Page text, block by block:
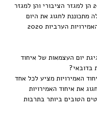
ל -3 בדצמבר 2020 הן למגזר הציבורי והן למגזר
מתכוננת לחגוג את היום
יום העצמאות של איחוד
בדובאי?
האמירויות מציע לכל אחד
את איחוד האמירויות
הטובים ביותר בתרבות